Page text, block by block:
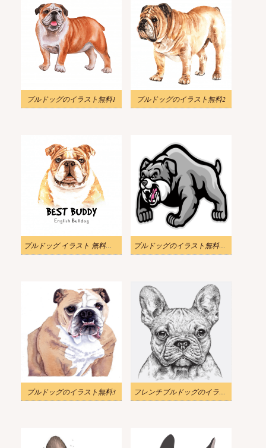
ブルドッグのイラスト無料1 ブルドッグのイラスト無料2
ブルドッグ イラスト 無料クリップアート ブルドッグのイラスト無料png
ブルドッグのイラスト無料3 フレンチブルドッグのイラストを無料でダウンロード